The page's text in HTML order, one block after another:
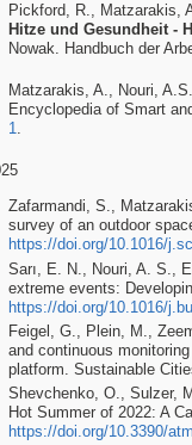
Pickford, R., Matzarakis,
Hitze und Gesundheit -
Nowak. Handbuch der
Matzarakis, A., Nouri,
Encyclopedia of Smart
1.
Zafarmandi, S.,
survey of an outdoor
https://doi.org/10.1016/
Sarı, E. N., Nouri, A. S.,
extreme events:
https://doi.org/10.1016/
Feigel, G., Plein, M.,
and continuous
platform. Sustainable
Shevchenko, O., Sulzer,
Hot Summer of 2022: A
https://doi.org/10.3390/